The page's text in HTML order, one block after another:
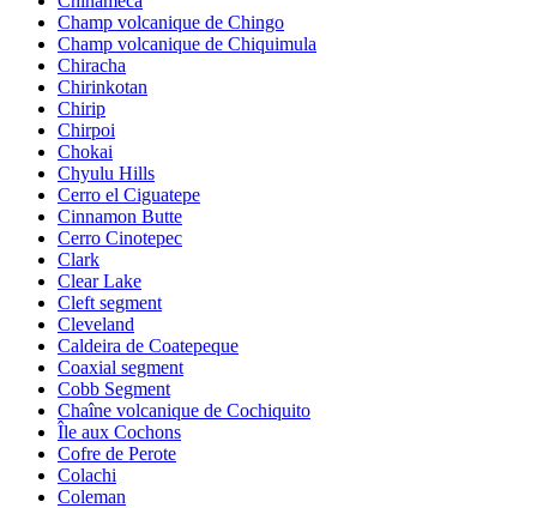
Champ volcanique de Chingo
Champ volcanique de Chiquimula
Chiracha
Chirinkotan
Chirip
Chirpoi
Chokai
Chyulu Hills
Cerro el Ciguatepe
Cinnamon Butte
Cerro Cinotepec
Clark
Clear Lake
Cleft segment
Cleveland
Caldeira de Coatepeque
Coaxial segment
Cobb Segment
Chaîne volcanique de Cochiquito
Île aux Cochons
Cofre de Perote
Colachi
Coleman